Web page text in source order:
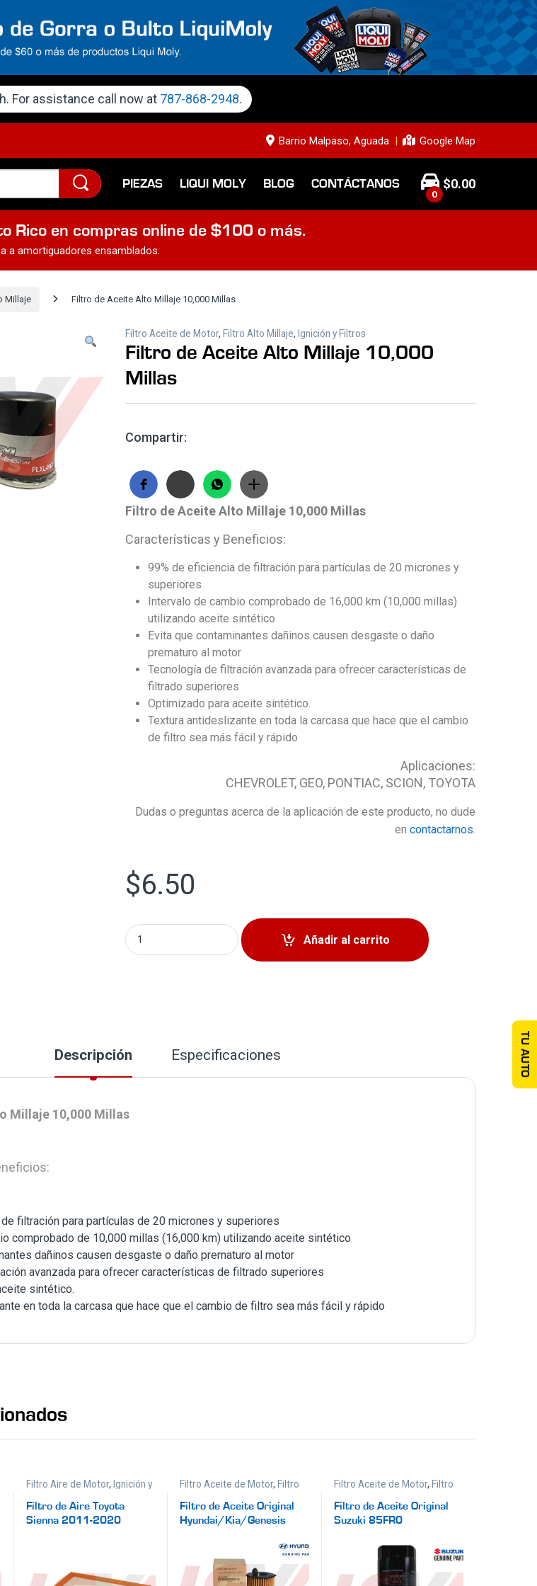
For assistance call now at 787-868-2948.
Barrio Malpaso, Aguada Google Map
PIEZAS LIQUI MOLY BLOG CONTÁCTANOS
0
$0.00
Rico en compras online de $100 o más.
a amortiguadores ensamblados.
Millaje Filtro de Aceite Alto Millaje 10,000 Millas
Filtro Aceite de Motor, Filtro Alto Millaje, Ignición y Filtros
Filtro de Aceite Alto Millaje 10,000
Millas
Compartir:
Filtro de Aceite Alto Millaje 10,000 Millas
Características y Beneficios:
99% de eficiencia de filtración para partículas de 20 micrones y
superiores
Intervalo de cambio comprobado de 16,000 km (10,000 millas)
utilizando aceite sintético
Evita que contaminantes dañinos causen desgaste o daño
prematuro al motor
Tecnología de filtración avanzada para ofrecer características de
filtrado superiores
Optimizado para aceite sintético.
Textura antideslizante en toda la carcasa que hace que el cambio
de filtro sea más fácil y rápido
Aplicaciones:
CHEVROLET, GEO, PONTIAC, SCION, TOYOTA
Dudas o preguntas acerca de la aplicación de este producto, no dude
en contactarnos
$6.50
Filtro de Aceite Alto Millaje 10,000 Millas quantity
Añadir al carrito
Descripción Especificaciones
Millaje 10,000 Millas
filtración para partículas de 20 micrones y superiores
comprobado de 10,000 millas (16,000 km) utilizando aceite sintético
dañinos causen desgaste o daño prematuro al motor
avanzada para ofrecer características de filtrado superiores
sintético.
en toda la carcasa que hace que el cambio de filtro sea más fácil y rápido
Filtro Aire de Motor, Ignición y
Filtro de Aire Toyota
Sienna 2011-2020
Filtro Aceite de Motor, Filtro
Filtro de Aceite Original
Hyundai/Kia/Genesis
Filtro Aceite de Motor, Filtro
Filtro de Aceite Original
Suzuki 85FR0
TU AUTO